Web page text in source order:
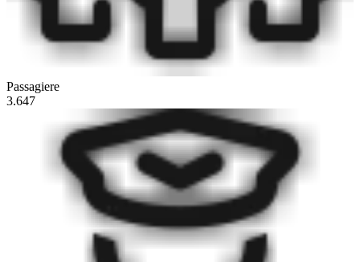
Passagiere
3.647